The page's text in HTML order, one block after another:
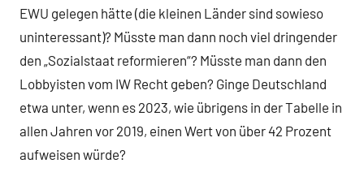
EWU gelegen hätte (die kleinen Länder sind sowieso
uninteressant)? Müsste man dann noch viel dringender
den „Sozialstaat reformieren“? Müsste man dann den
Lobbyisten vom IW Recht geben? Ginge Deutschland
etwa unter, wenn es 2023, wie übrigens in der Tabelle in
allen Jahren vor 2019, einen Wert von über 42 Prozent
aufweisen würde?